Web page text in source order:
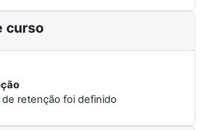
curso
retenção foi definido